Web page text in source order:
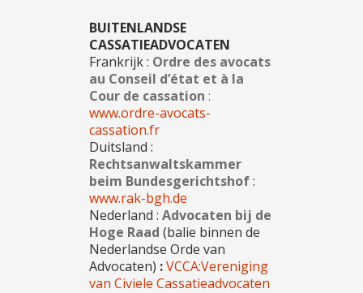
BUITENLANDSE
CASSATIEADVOCATEN
Frankrijk : Ordre des avocats
au Conseil d’état et à la
Cour de cassation :
www.ordre-avocats-
cassation.fr
Duitsland :
Rechtsanwaltskammer
beim Bundesgerichtshof:
www.rak-bgh.de
Nederland : Advocaten bij de
Hoge Raad (balie binnen de
Nederlandse Orde van
Advocaten) :VCCA:Vereniging
van Civiele Cassatieadvocaten